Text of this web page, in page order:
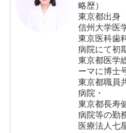
略歴）
東京都出身
信州大学医
東京医科歯
病院にて初
東京都医学
ーマに博士
東京都職員
病院・
東京都長寿
病院等の勤
医療法人七